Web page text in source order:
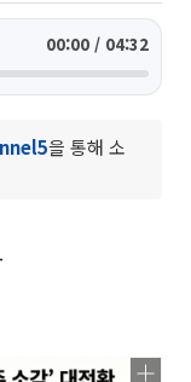
00:00 / 04:32
을 통해 소